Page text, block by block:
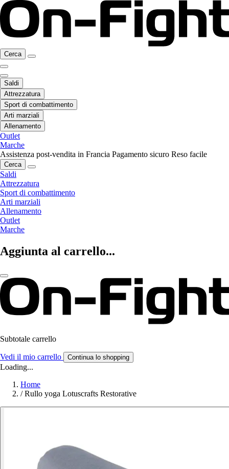
Cerca
Saldi
Attrezzatura
Sport di combattimento
Arti marziali
Allenamento
Outlet
Marche
Assistenza post-vendita in Francia Pagamento sicuro Reso facile
Cerca
Saldi
Attrezzatura
Sport di combattimento
Arti marziali
Allenamento
Outlet
Marche
Aggiunta al carrello...
Subtotale carrello
Vedi il mio carrello Continua lo shopping
Loading...
Home
/ Rullo yoga Lotuscrafts Restorative